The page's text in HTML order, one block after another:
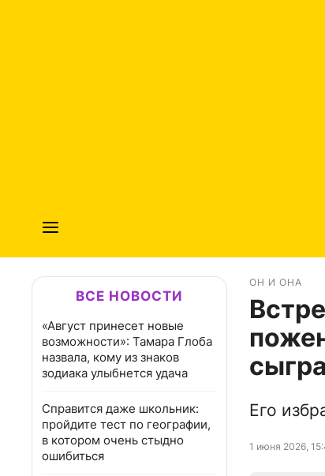
ВСЕ НОВОСТИ
«Август принесет новые
возможности»: Тамара Глоба
назвала, кому из знаков
зодиака улыбнется удача
Справится даже школьник:
пройдите тест по географии,
в котором очень стыдно
ошибиться
ОН И ОНА
Его
1 июня 2026,